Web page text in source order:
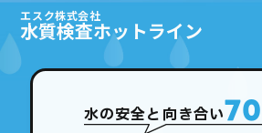
エスク株式会社
水質検査ホットライン
水の安全と向き合い70